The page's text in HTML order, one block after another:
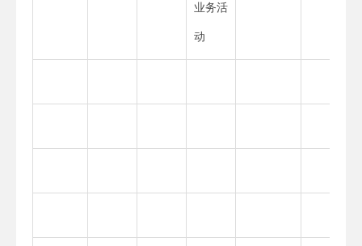
业务活
动